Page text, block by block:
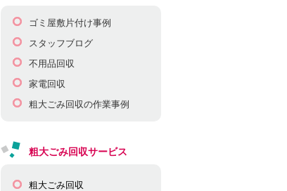
ゴミ屋敷片付け事例
スタッフブログ
不用品回収
家電回収
粗大ごみ回収の作業事例
粗大ごみ回収サービス
粗大ごみ回収